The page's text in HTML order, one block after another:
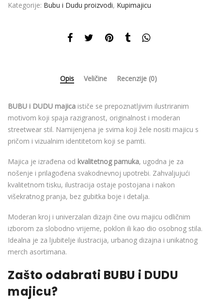
Kategorije: Bubu i Dudu proizvodi, Kupimajicu
Opis Veličine Recenzije (0)
BUBU i DUDU majica ističe se prepoznatljivim ilustriranim
motivom koji spaja razigranost, originalnost i moderan
streetwear stil. Namijenjena je svima koji žele nositi majicu s
pričom i vizualnim identitetom koji se pamti.
Majica je izrađena od kvalitetnog pamuka, ugodna je za
nošenje i prilagođena svakodnevnoj upotrebi. Zahvaljujući
kvalitetnom tisku, ilustracija ostaje postojana i nakon
višekratnog pranja, bez gubitka boje i detalja.
Moderan kroj i univerzalan dizajn čine ovu majicu odličnim
izborom za slobodno vrijeme, poklon ili kao dio osobnog stila.
Idealna je za ljubitelje ilustracija, urbanog dizajna i unikatnog
merch asortimana.
Zašto odabrati BUBU i DUDU
majicu?